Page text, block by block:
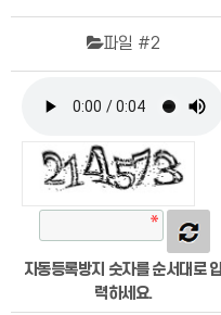
파일 #2
자동등록방지 숫자를 순서대로 입
력하세요.